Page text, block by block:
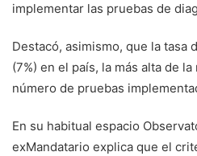
implementar las pruebas de
Destacó, asimismo, que la tasa
(7%) en el país, la más alta de
número de pruebas
En su habitual espacio
exMandatario explica que el